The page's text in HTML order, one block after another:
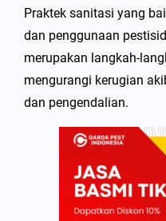
Praktek sanitasi yang
dan penggunaan
merupakan langkah-
mengurangi kerugian
dan pengendalian.